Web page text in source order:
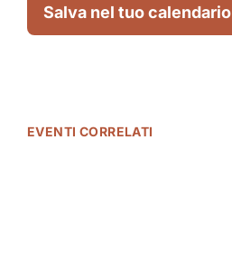
Salva nel tuo calendario
EVENTI CORRELATI